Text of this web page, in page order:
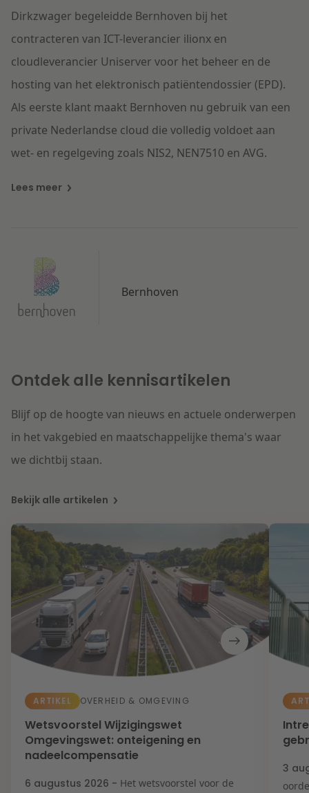
Dirkzwager begeleidde Bernhoven bij het
contracteren van ICT-leverancier ilionx en
cloudleverancier Uniserver voor het beheer en de
hosting van het elektronisch patiëntendossier (EPD).
Als eerste klant maakt Bernhoven nu gebruik van een
private Nederlandse cloud die volledig voldoet aan
wet- en regelgeving zoals NIS2, NEN7510 en AVG.
Lees meer
Bernhoven
Ontdek alle kennisartikelen
Blijf op de hoogte van nieuws en actuele onderwerpen
in het vakgebied en maatschappelijke thema's waar
we dichtbij staan.
Bekijk alle artikelen
ARTIKEL OVERHEID & OMGEVING
Wetsvoorstel Wijzigingswet
Omgevingswet: onteigening en
nadeelcompensatie
6 augustus 2026 - Het wetsvoorstel voor de
3